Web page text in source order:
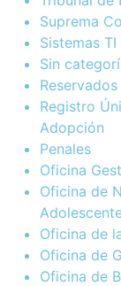
Suprema
Sistemas TI
Sin
Reservados
Registro
Adopción
Penales
Oficina
Oficina de
Oficina de
Oficina de
Oficina de